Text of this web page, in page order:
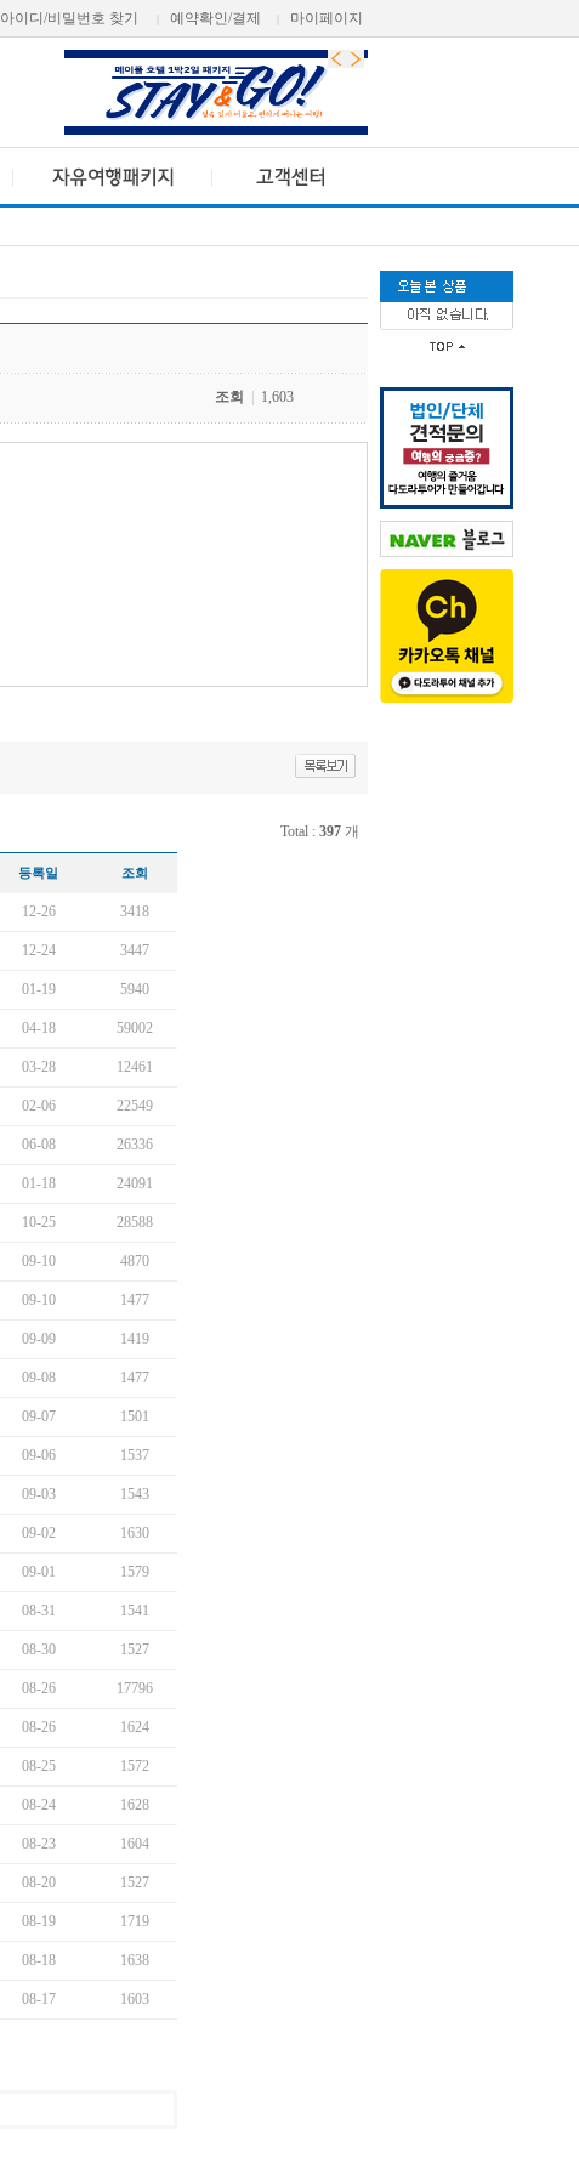
아이디/비밀번호 찾기 예약확인/결제
마이페이지
조회 1,603
Total : 397 개
등록일 조회
12-26 3418
12-24 3447
01-19 5940
04-18 59002
03-28 12461
02-06 22549
06-08 26336
01-18 24091
10-25 28588
09-10 4870
09-10 1477
09-09 1419
09-08 1477
09-07 1501
09-06 1537
09-03 1543
09-02 1630
09-01 1579
08-31 1541
08-30 1527
08-26 17796
08-26 1624
08-25 1572
08-24 1628
08-23 1604
08-20 1527
08-19 1719
08-18 1638
08-17 1603